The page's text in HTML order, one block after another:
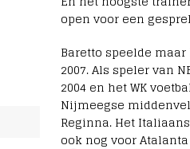
open voor een
Baretto speelde
2007. Als speler van
2004 en het WK
Nijmeegse
Reginna. Het
ook nog voor